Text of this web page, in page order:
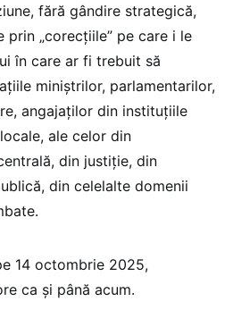
fără gândire strategică,
prin „corecțiile” pe care i le
în care ar fi trebuit să
miniștrilor, parlamentarilor,
angajaților din instituțiile
ale celor din
din justiție, din
din celelalte domenii
14 octombrie 2025,
ca și până acum.